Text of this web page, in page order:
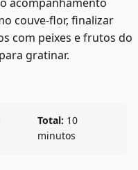
couve-flor, finalizar
com peixes e frutos do
gratinar.
Total: 10
minutos